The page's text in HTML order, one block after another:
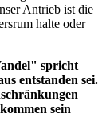
Antrieb ist die
halte oder
spricht
entstanden sei.
sein